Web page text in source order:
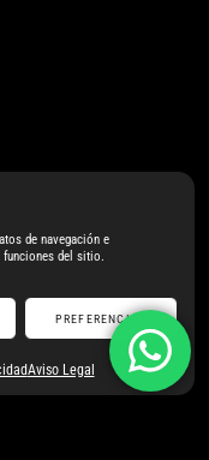
de navegación e
funciones del sitio.
PREFERENCIAS
Aviso Legal